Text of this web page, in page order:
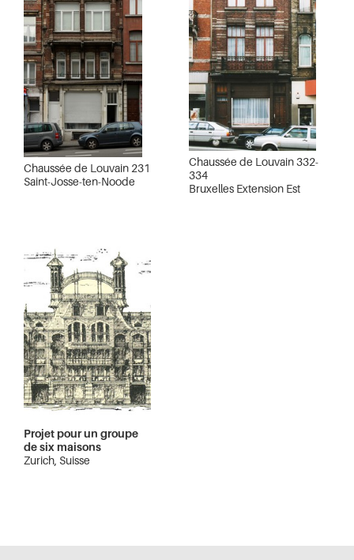
Chaussée de Louvain 231
Saint-Josse-ten-Noode
Chaussée de Louvain 332-
334
Bruxelles Extension Est
Projet pour un groupe
de six maisons
Zurich, Suisse